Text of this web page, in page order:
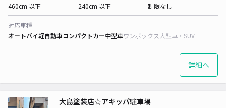
460cm 以下
240cm 以下
制限なし
対応車種
オートバイ軽自動車コンパクトカー中型車ワンボックス大型車・SUV
詳細へ
大島塗装店☆アキッパ駐車場